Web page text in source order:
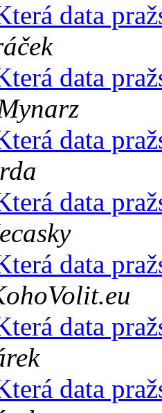
data
data
data
data
data
data
data